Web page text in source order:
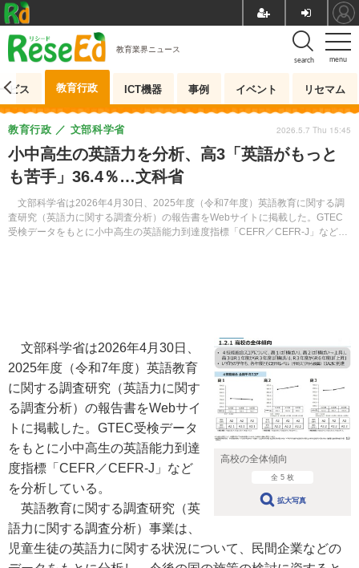
menu
search
教育業界ニュース
ビス 教育行政 ICT機器 事例 イベント リセマム
小中高生の英語力を分析、高3「英語がもっと
も苦手」36.4％…文科省
文部科学省は2026年4月30日、2025年度（令和7年度）英語教育に関する調
査研究（英語力に関する調査分析）の報告書をWebサイトに掲載した。GTEC
受検データをもとに小中高生の英語能力到達度指標「CEFR／CEFR-J」などを
教育行政 文部科学省 2026.5.7 Thu 15:45
高校の全体傾向
全 5 枚
拡大写真
文部科学省は2026年4月30日、
2025年度（令和7年度）英語教育
に関する調査研究（英語力に関す
る調査分析）の報告書をWebサイ
トに掲載した。GTEC受検データ
をもとに小中高生の英語能力到達
度指標「CEFR／CEFR-J」など
を分析している。
英語教育に関する調査研究（英
語力に関する調査分析）事業は、
児童生徒の英語力に関する状況について、民間企業などの